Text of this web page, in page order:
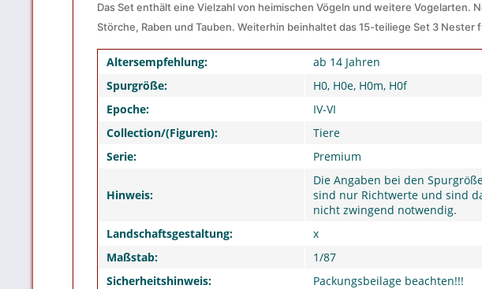
Das Set enthält eine Vielzahl von heimischen Vögeln und weitere Vogelarten.
Störche, Raben und Tauben. Weiterhin beinhaltet das 15-teiliege Set 3 Nester
Altersempfehlung:
ab 14 Jahren
Spurgröße:
H0, H0e, H0m, H0f
Epoche:
IV-VI
Collection/(Figuren):
Tiere
Serie:
Premium
Hinweis:
Die Angaben bei den
sind nur Richtwerte und sind
nicht zwingend notwendig.
Landschaftsgestaltung:
x
Maßstab:
1/87
Sicherheitshinweis:
Packungsbeilage beachten!!!